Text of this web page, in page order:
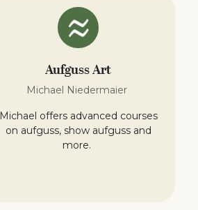
Aufguss Art
Michael Niedermaier
Michael offers advanced courses
on aufguss, show aufguss and
more.